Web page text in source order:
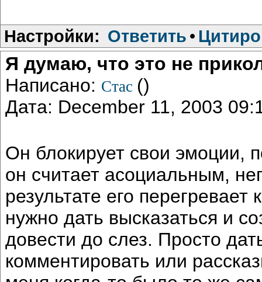
Настройки: Ответить •
Я думаю, что это не
Написано: Стас ()
Дата: December 11, 2003
Он блокирует свои эмоции,
он считает асоциальным,
результате его
нужно дать высказаться и
довести до слез. Просто
комментировать или